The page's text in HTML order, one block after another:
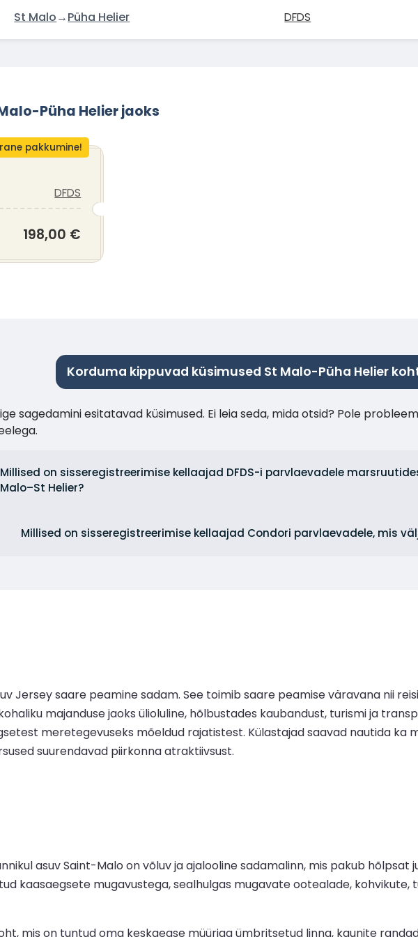
St Malo→Püha Helier DFDS
Püha Helier jaoks
pakkumine!
DFDS
198,00 €
Korduma kippuvad küsimused St Malo-Püha Helier
sagedamini esitatavad küsimused. Ei leia seda, mida otsid? Pole
Millised on sisseregistreerimise kellaajad DFDS-i parvlaevadele
Malo–St Helier?
Millised on sisseregistreerimise kellaajad Condori parvlaevadele, mis
Jersey saare peamine sadam. See toimib saare peamise väravana nii
majanduse jaoks ülioluline, hõlbustades kaubandust, turismi ja
meretegevuseks mõeldud rajatistest. Külastajad saavad nautida ka
suurendavad piirkonna atraktiivsust.
asuv Saint-Malo on võluv ja ajalooline sadamalinn, mis pakub
kaasaegsete mugavustega, sealhulgas mugavate ootealade,
mis on tuntud oma keskaegse müüriga ümbritsetud linna, kaunite